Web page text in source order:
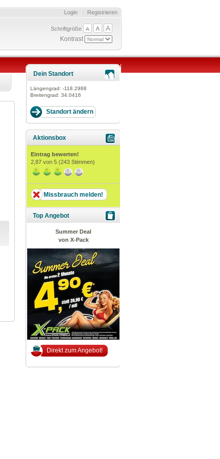
Registrieren
Login
Schriftgröße
Kontrast
Dein Standort
Längengrad: -118.2988
Breitengrad: 34.0416
Aktionsbox
Eintrag bewerten!
2,87 von 5 (243 Stimmen)
Missbrauch melden!
Top Angebot
Summer Deal
von X-Pack
Direkt zum Angebot!